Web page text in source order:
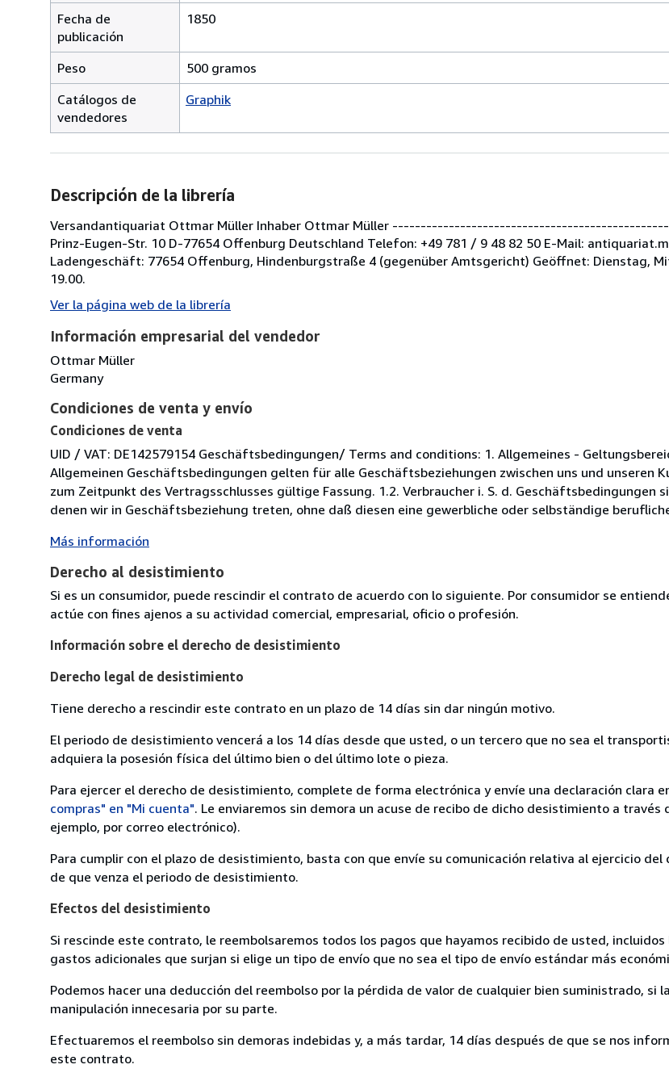
Fecha de
publicación
1850
Peso
500 gramos
Catálogos de
vendedores
Graphik
Descripción de la librería
Versandantiquariat Ottmar Müller Inhaber Ottmar Müller
Prinz-Eugen-Str. 10 D-77654 Offenburg Deutschland Telefon: +49 781 / 9 48 82 50 E-Mail:
Ladengeschäft: 77654 Offenburg, Hindenburgstraße 4 (gegenüber Amtsgericht) Geöffnet: Dienstag,
19.00.
Ver la página web de la librería
Información empresarial del vendedor
Ottmar Müller
Germany
Condiciones de venta y envío
Condiciones de venta
UID / VAT: DE142579154 Geschäftsbedingungen/ Terms and conditions: 1. Allgemeines -
Allgemeinen Geschäftsbedingungen gelten für alle Geschäftsbeziehungen zwischen uns und unseren
zum Zeitpunkt des Vertragsschlusses gültige Fassung. 1.2. Verbraucher i. S. d. Geschäftsbedingungen
denen wir in Geschäftsbeziehung treten, ohne daß diesen eine gewerbliche oder selbständige
Más información
Derecho al desistimiento
Si es un consumidor, puede rescindir el contrato de acuerdo con lo siguiente. Por consumidor se
actúe con fines ajenos a su actividad comercial, empresarial, oficio o profesión.
Información sobre el derecho de desistimiento
Derecho legal de desistimiento
Tiene derecho a rescindir este contrato en un plazo de 14 días sin dar ningún motivo.
El periodo de desistimiento vencerá a los 14 días desde que usted, o un tercero que no sea el
adquiera la posesión física del último bien o del último lote o pieza.
Para ejercer el derecho de desistimiento, complete de forma electrónica y envíe una declaración clara
compras" en "Mi cuenta". Le enviaremos sin demora un acuse de recibo de dicho desistimiento a través
ejemplo, por correo electrónico).
Para cumplir con el plazo de desistimiento, basta con que envíe su comunicación relativa al ejercicio
de que venza el periodo de desistimiento.
Efectos del desistimiento
Si rescinde este contrato, le reembolsaremos todos los pagos que hayamos recibido de usted,
gastos adicionales que surjan si elige un tipo de envío que no sea el tipo de envío estándar más
Podemos hacer una deducción del reembolso por la pérdida de valor de cualquier bien suministrado, si
manipulación innecesaria por su parte.
Efectuaremos el reembolso sin demoras indebidas y, a más tardar, 14 días después de que se nos
este contrato.